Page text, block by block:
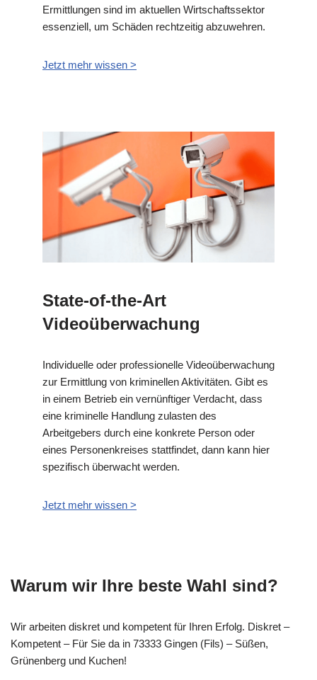
Ermittlungen sind im aktuellen Wirtschaftssektor
essenziell, um Schäden rechtzeitig abzuwehren.
Jetzt mehr wissen >
State-of-the-Art
Videoüberwachung
Individuelle oder professionelle Videoüberwachung
zur Ermittlung von kriminellen Aktivitäten. Gibt es
in einem Betrieb ein vernünftiger Verdacht, dass
eine kriminelle Handlung zulasten des
Arbeitgebers durch eine konkrete Person oder
eines Personenkreises stattfindet, dann kann hier
spezifisch überwacht werden.
Jetzt mehr wissen >
Warum wir Ihre beste Wahl sind?
Wir arbeiten diskret und kompetent für Ihren Erfolg. Diskret –
Kompetent – Für Sie da in 73333 Gingen (Fils) – Süßen,
Grünenberg und Kuchen!